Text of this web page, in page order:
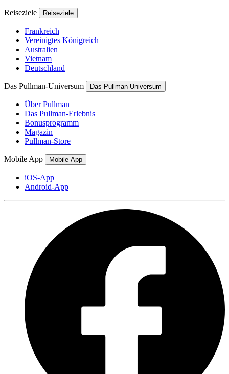
Reiseziele Reiseziele
Frankreich
Vereinigtes Königreich
Australien
Vietnam
Deutschland
Das Pullman-Universum Das Pullman-Universum
Über Pullman
Das Pullman-Erlebnis
Bonusprogramm
Magazin
Pullman-Store
Mobile App Mobile App
iOS-App
Android-App